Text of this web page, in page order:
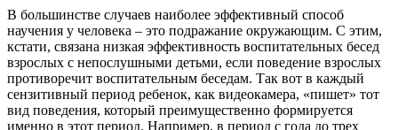
В большинстве случаев наиболее эффективный способ
научения у человека – это подражание окружающим. С этим,
кстати, связана низкая эффективность воспитательных бесед
взрослых с непослушными детьми, если поведение взрослых
противоречит воспитательным беседам. Так вот в каждый
сензитивный период ребенок, как видеокамера, «пишет» тот
вид поведения, который преимущественно формируется
именно в этот период. Например, в период с года до трех